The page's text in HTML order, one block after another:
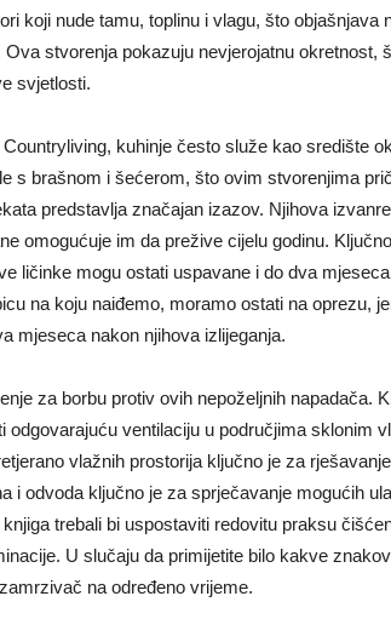
koji nude tamu, toplinu i vlagu, što objašnjava
Ova stvorenja pokazuju nevjerojatnu okretnost,
svjetlosti.
kuhinje često služe kao središte
s brašnom i šećerom, što ovim stvorenjima
predstavlja značajan izazov. Njihova
omogućuje im da prežive cijelu godinu.
ličinke mogu ostati uspavane i do dva
na koju naiđemo, moramo ostati na oprezu,
mjeseca nakon njihova izlijeganja.
za borbu protiv ovih nepoželjnih napadača.
odgovarajuću ventilaciju u područjima sklonim
vlažnih prostorija ključno je za
i odvoda ključno je za sprječavanje mogućih
trebali bi uspostaviti redovitu praksu
U slučaju da primijetite bilo kakve
na određeno vrijeme.